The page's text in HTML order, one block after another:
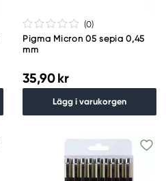
(0)
Pigma Micron 05 sepia 0,45
mm
35,90 kr
Lägg i varukorgen